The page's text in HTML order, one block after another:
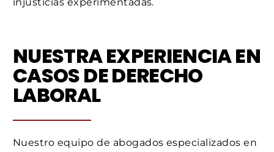
NUESTRA EXPERIENCIA EN
CASOS DE DERECHO
LABORAL
Nuestro equipo de abogados especializados en